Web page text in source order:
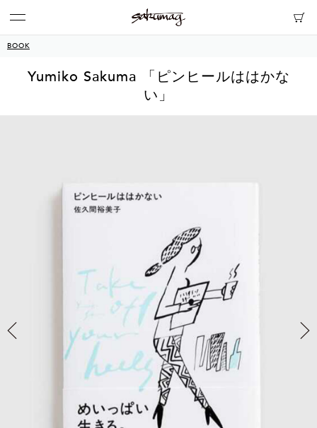
BOOK
Yumiko Sakuma 「ピンヒールははかな
い」